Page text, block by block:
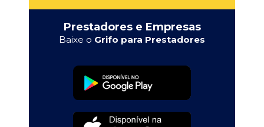
Prestadores e Empresas
Baixe o Grifo para Prestadores